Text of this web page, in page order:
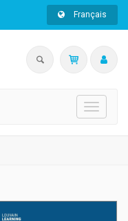
Français
Toggle